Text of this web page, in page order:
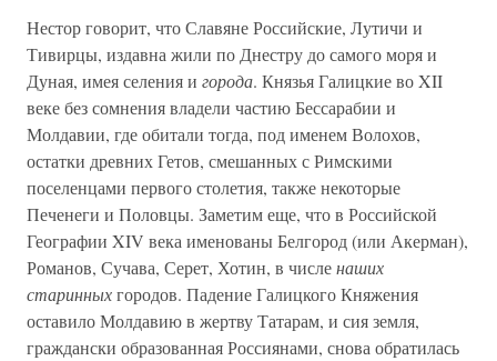
Нестор говорит, что Славяне Российские, Лутичи и
Тивирцы, издавна жили по Днестру до самого моря и
Дуная, имея селения и города. Князья Галицкие во XII
веке без сомнения владели частию Бессарабии и
Молдавии, где обитали тогда, под именем Волохов,
остатки древних Гетов, смешанных с Римскими
поселенцами первого столетия, также некоторые
Печенеги и Половцы. Заметим еще, что в Российской
Географии XIV века именованы Белгород (или Акерман),
Романов, Сучава, Серет, Хотин, в численаших
старинныхгородов. Падение Галицкого Княжения
оставило Молдавию в жертву Татарам, и сия земля,
граждански образованная Россиянами, снова обратилась